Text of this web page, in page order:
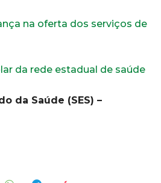
na oferta dos serviços de
da rede estadual de saúde
da Saúde (SES) –